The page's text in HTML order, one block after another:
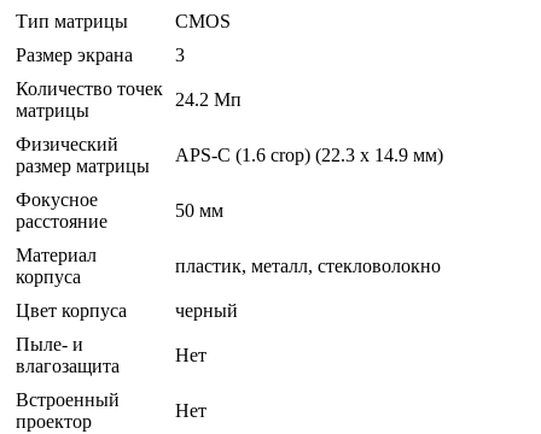
Тип матрицы
CMOS
Размер экрана
3
Количество точек
матрицы
24.2 Мп
Физический
размер матрицы
APS-C (1.6 crop) (22.3 x 14.9 мм)
Фокусное
расстояние
50 мм
Материал
корпуса
пластик, металл, стекловолокно
Цвет корпуса
черный
Пыле- и
влагозащита
Нет
Встроенный
проектор
Нет